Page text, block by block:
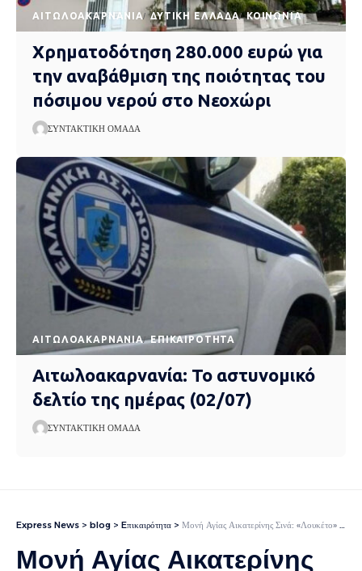
AΙΤΩΛΟΑΚΑΡΝΑΝΊΑ ΔΥΤΙΚΉ ΕΛΛΆΔΑ ΚΟΙΝΩΝΊΑ
Χρηματοδότηση 280.000 ευρώ για
την αναβάθμιση της ποιότητας του
πόσιμου νερού στο Νεοχώρι
ΣΥΝΤΑΚΤΙΚΉ ΟΜΆΔΑ
AΙΤΩΛΟΑΚΑΡΝΑΝΊΑ EΠΙΚΑΙΡΌΤΗΤΑ
Αιτωλοακαρνανία: Το αστυνομικό
δελτίο της ημέρας (02/07)
ΣΥΝΤΑΚΤΙΚΉ ΟΜΆΔΑ
Express News > blog > Eπικαιρότητα > Μονή Αγίας Αικατερίνης Σινά: «Λουκέτο» βάζει η Αίγυπτος, δημεύει την περιουσία της και κάνει έξωση στους μοναχούς
Μονή Αγίας Αικατερίνης